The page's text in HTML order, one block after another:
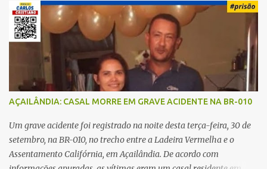
ela deixou claro que não queria. Naquela noite, a vítima recebeu o
convite de um amigo para ir a uma festa. Ao chegar ao local,
percebeu que o ex também estava presente, mas permaneceu
tranquila durante todo o evento. O ataque aconteceu quando
Karine retornava para casa, por volta das 5h40 da manhã.
“Quando cheguei, ele estava escondido. Assim que me viu, entrou
no carro e começou a me atacar com uma faca, atingindo também
o rapaz que estava comigo”, relatou. Após a agressão, Karine
recebeu atendimento médico e passa bem, estando fora de perigo.
A jovem também registrou boletim de ocorrência contra o ex-
companheiro. Mesm...
AÇAILÂNDIA: CASAL MORRE EM GRAVE ACIDENTE NA BR-010
Um grave acidente foi registrado na noite desta terça-feira, 30 de
setembro, na BR-010, no trecho entre a Ladeira Vermelha e o
Assentamento Califórnia, em Açailândia. De acordo com